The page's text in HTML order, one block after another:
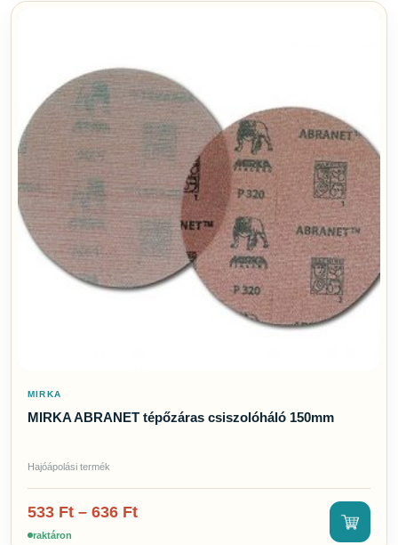
MIRKA
MIRKA ABRANET tépőzáras csiszolóháló 150mm
Hajóápolási termék
533 Ft – 636 Ft
raktáron